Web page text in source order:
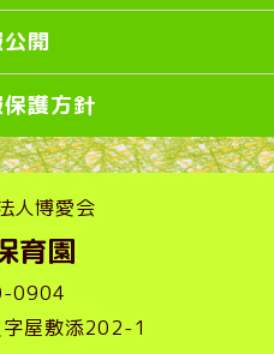
開
護方針
人博愛会
育園
0904
字屋敷添202-1